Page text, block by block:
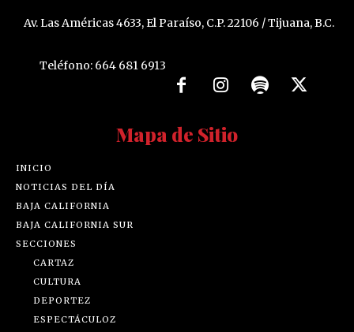
Av. Las Américas 4633, El Paraíso, C.P. 22106 / Tijuana, B.C.
Teléfono: 664 681 6913
Mapa de Sitio
INICIO
NOTICIAS DEL DÍA
BAJA CALIFORNIA
BAJA CALIFORNIA SUR
SECCIONES
CARTAZ
CULTURA
DEPORTEZ
ESPECTÁCULOZ